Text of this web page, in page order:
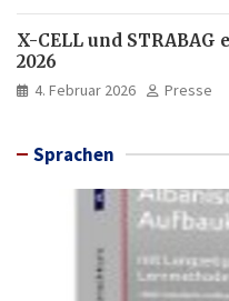
X-CELL und
2026
4. Februar 2026 Presse
Sprachen